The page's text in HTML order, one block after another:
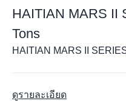
HAITIAN MARS II
Tons
HAITIAN MARS II
ดูรายละเอียด